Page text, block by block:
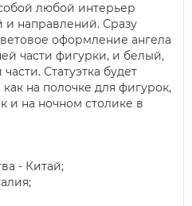
любой интерьер
и направлений. Сразу
оформление ангела
части фигурки, и белый,
Статуэтка будет
на полочке для фигурок,
и на ночном столике в
- Китай;